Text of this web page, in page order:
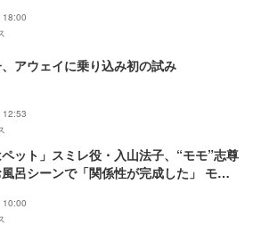
アウェイに乗り込み初の試み
ペット」スミレ役・入山法子、“モモ”志尊
呂シーンで「関係性が完成した」 モデ